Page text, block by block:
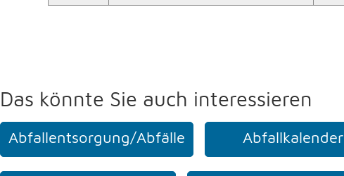
Das könnte Sie auch interessieren
Abfallentsorgung/Abfälle Abfallkalender